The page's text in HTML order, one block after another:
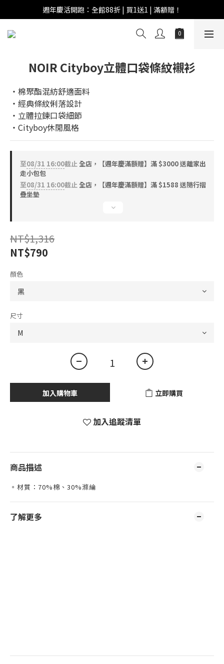
週年慶活開跑：全館88折 | 買1送1 | 滿額贈！
週年慶活開跑：全館88折 | 買1送1 | 滿額贈！
全館滿 $999 即享免運費！
NOIR Cityboy立體口袋條紋襯衫
‧棉聚酯混紡舒適面料
‧經典條紋俐落設計
‧立體拉鍊口袋細節
‧Cityboy休閒風格
至08/31 16:00截止全店，【週年慶滿額贈】滿 $3000 送離家出
走小包包
至08/31 16:00截止全店，【週年慶滿額贈】滿 $1588 送隨行摺
疊坐墊
NT$1,316
NT$790
顏色
尺寸
加入購物車 立即購買
加入追蹤清單
商品描述
。材質：70%棉、30%滌綸
了解更多